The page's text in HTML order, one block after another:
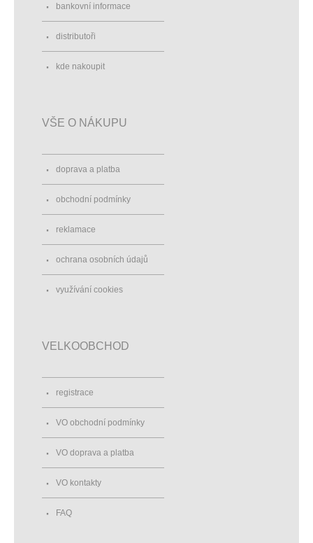
bankovní informace
distributoři
kde nakoupit
VŠE O NÁKUPU
doprava a platba
obchodní podmínky
reklamace
ochrana osobních údajů
využívání cookies
VELKOOBCHOD
registrace
VO obchodní podmínky
VO doprava a platba
VO kontakty
FAQ